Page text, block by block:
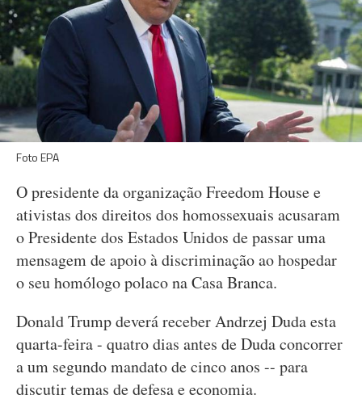
Foto EPA
O presidente da organização Freedom House e
ativistas dos direitos dos homossexuais acusaram
o Presidente dos Estados Unidos de passar uma
mensagem de apoio à discriminação ao hospedar
o seu homólogo polaco na Casa Branca.
Donald Trump deverá receber Andrzej Duda esta
quarta-feira - quatro dias antes de Duda concorrer
a um segundo mandato de cinco anos -- para
discutir temas de defesa e economia.